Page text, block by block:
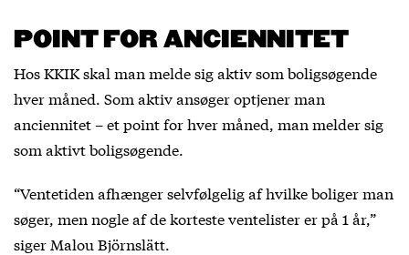
POINT FOR ANCIENNITET
Hos KKIK skal man melde sig aktiv som boligsøgende
hver måned. Som aktiv ansøger optjener man
anciennitet – et point for hver måned, man melder sig
som aktivt boligsøgende.
“Ventetiden afhænger selvfølgelig af hvilke boliger man
søger, men nogle af de korteste ventelister er på 1 år,”
siger Malou Björnslätt.